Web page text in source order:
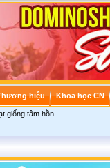
hiệu Khoa học CN
giống tâm hồn